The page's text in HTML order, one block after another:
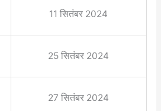
11 सितंबर 2024
25 सितंबर 2024
27 सितंबर 2024